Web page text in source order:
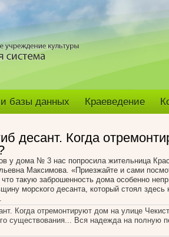
и базы данных Краеведение
десант. Когда
у дома № 3 нас попросила жительница
Максимова. «Приезжайте и сами
такую заброшенность дома особенно
морского десанта, который стоял здесь